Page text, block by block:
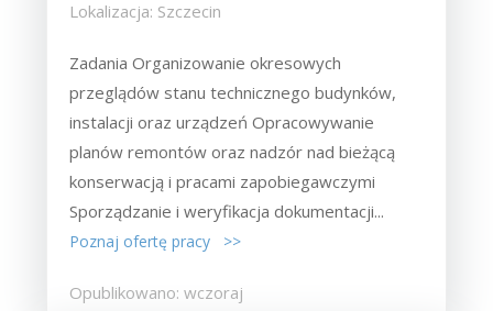
Lokalizacja: Szczecin
Zadania Organizowanie okresowych
przeglądów stanu technicznego budynków,
instalacji oraz urządzeń Opracowywanie
planów remontów oraz nadzór nad bieżącą
konserwacją i pracami zapobiegawczymi
Sporządzanie i weryfikacja dokumentacji...
Poznaj ofertę pracy >>
Opublikowano: wczoraj